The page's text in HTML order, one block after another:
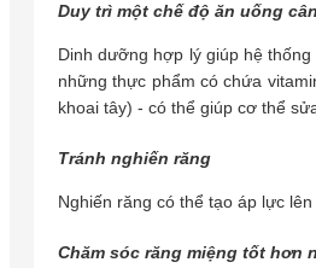
Duy trì một chế độ ăn uống
Dinh dưỡng hợp lý giúp hệ
những thực phẩm có chứa
khoai tây) - có thể giúp cơ thể
Tránh nghiến răng
Nghiến răng có thể tạo áp lực
Chăm sóc răng miệng tốt hơn